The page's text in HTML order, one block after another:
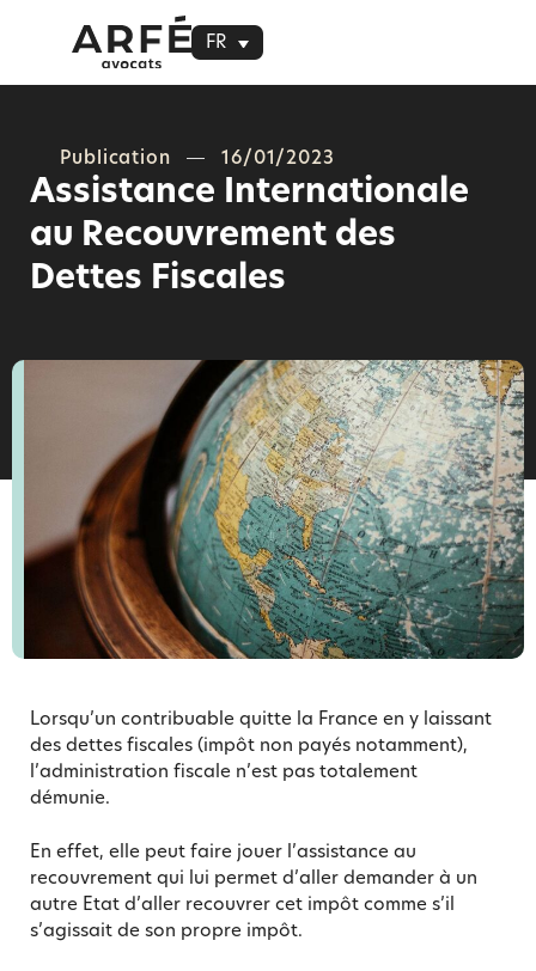
FR
Publication 16/01/2023
Assistance Internationale
au Recouvrement des
Dettes Fiscales
Lorsqu’un contribuable quitte la France en y laissant
des dettes fiscales (impôt non payés notamment),
l’administration fiscale n’est pas totalement
démunie.
En effet, elle peut faire jouer l’assistance au
recouvrement qui lui permet d’aller demander à un
autre Etat d’aller recouvrer cet impôt comme s’il
s’agissait de son propre impôt.